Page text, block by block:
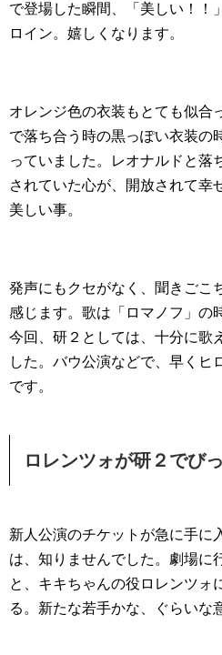
で登場した瞬間、「美しい！！
ロイン。嬉しくなります。
オレンジ色の衣装もとても似合
で落ち合う時の黒っぽい衣装の
っていました。レオナルドと落
されていた心が、開放されて幸
美しい事。
発声にもクセがなく、聞きごこ
感じます。歌は「ロマノフ」の
今回、研２としては、十分に歌
した。バウ公演などで、早くヒ
です。
ロレンツォが研２でび
新人公演のチケットが急に手に
は、知りませんでした。劇場に
と、キキちゃんの役ロレンツォ
る。新たな若手かな、ぐらいな